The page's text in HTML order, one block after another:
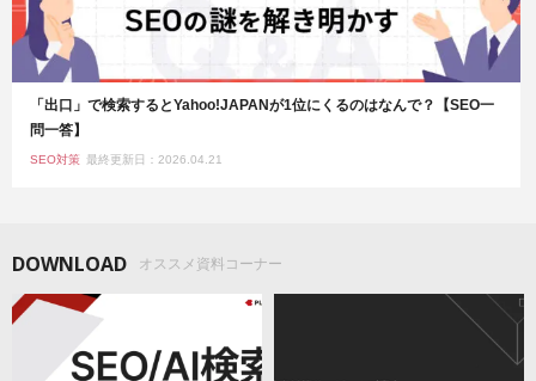
「出口」で検索するとYahoo!JAPANが1位にくるのはなんで？【SEO一
問一答】
SEO対策 最終更新日：2026.04.21
DOWNLOAD オススメ資料コーナー